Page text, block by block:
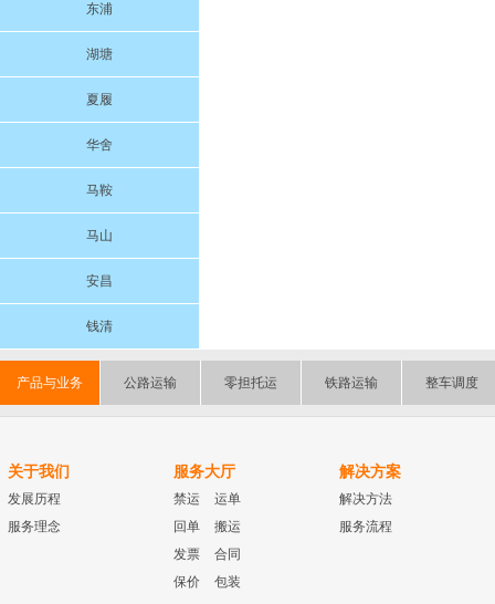
东浦
湖塘
夏履
华舍
马鞍
马山
安昌
钱清
产品与业务 公路运输 零担托运 铁路运输 整车调度
关于我们
发展历程
服务理念
服务大厅
禁运
运单
回单
搬运
发票
合同
保价
包装
解决方案
解决方法
服务流程